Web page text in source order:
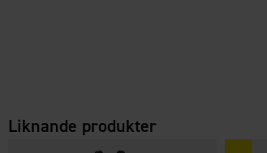
Liknande produkter